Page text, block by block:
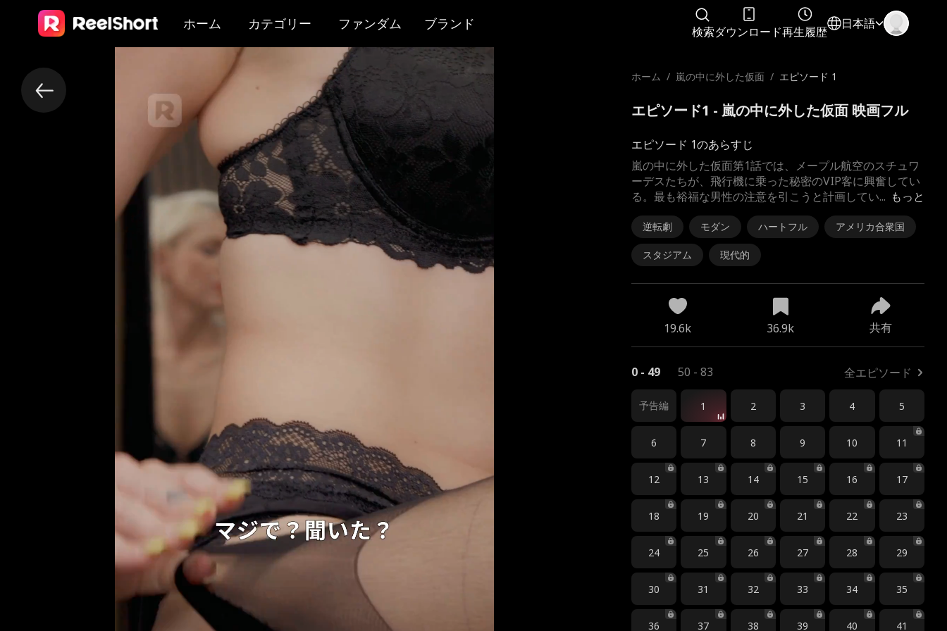
ホーム カテゴリー ファンダム ブランド
検索ダウンロード再生履歴
日本語
ホーム / 嵐の中に外した仮面 / エピソード 1
エピソード1 - 嵐の中に外した仮面 映画フル
エピソード 1のあらすじ
もっと
嵐の中に外した仮面第1話では、メープル航空のスチュワ
ーデスたちが、飛行機に乗った秘密のVIP客に興奮してい
る。最も裕福な男性の注意を引こうと計画してい...
逆転劇 モダン ハートフル アメリカ合衆国
スタジアム 現代的
19.6k 36.9k 共有
0 - 49 50 - 83 全エピソード
予告編 1 2 3 4 5
6 7 8 9 10 11
12 13 14 15 16 17
18 19 20 21 22 23
24 25 26 27 28 29
30 31 32 33 34 35
36 37 38 39 40 41